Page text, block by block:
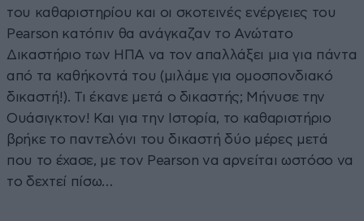
του καθαριστηρίου και οι σκοτεινές ενέργειες του
Pearson κατόπιν θα ανάγκαζαν το Ανώτατο
Δικαστήριο των ΗΠΑ να τον απαλλάξει μια για πάντα
από τα καθήκοντά του (μιλάμε για ομοσπονδιακό
δικαστή!). Τι έκανε μετά ο δικαστής; Μήνυσε την
Ουάσιγκτον! Και για την Ιστορία, το καθαριστήριο
βρήκε το παντελόνι του δικαστή δύο μέρες μετά
που το έχασε, με τον Pearson να αρνείται ωστόσο να
το δεχτεί πίσω…